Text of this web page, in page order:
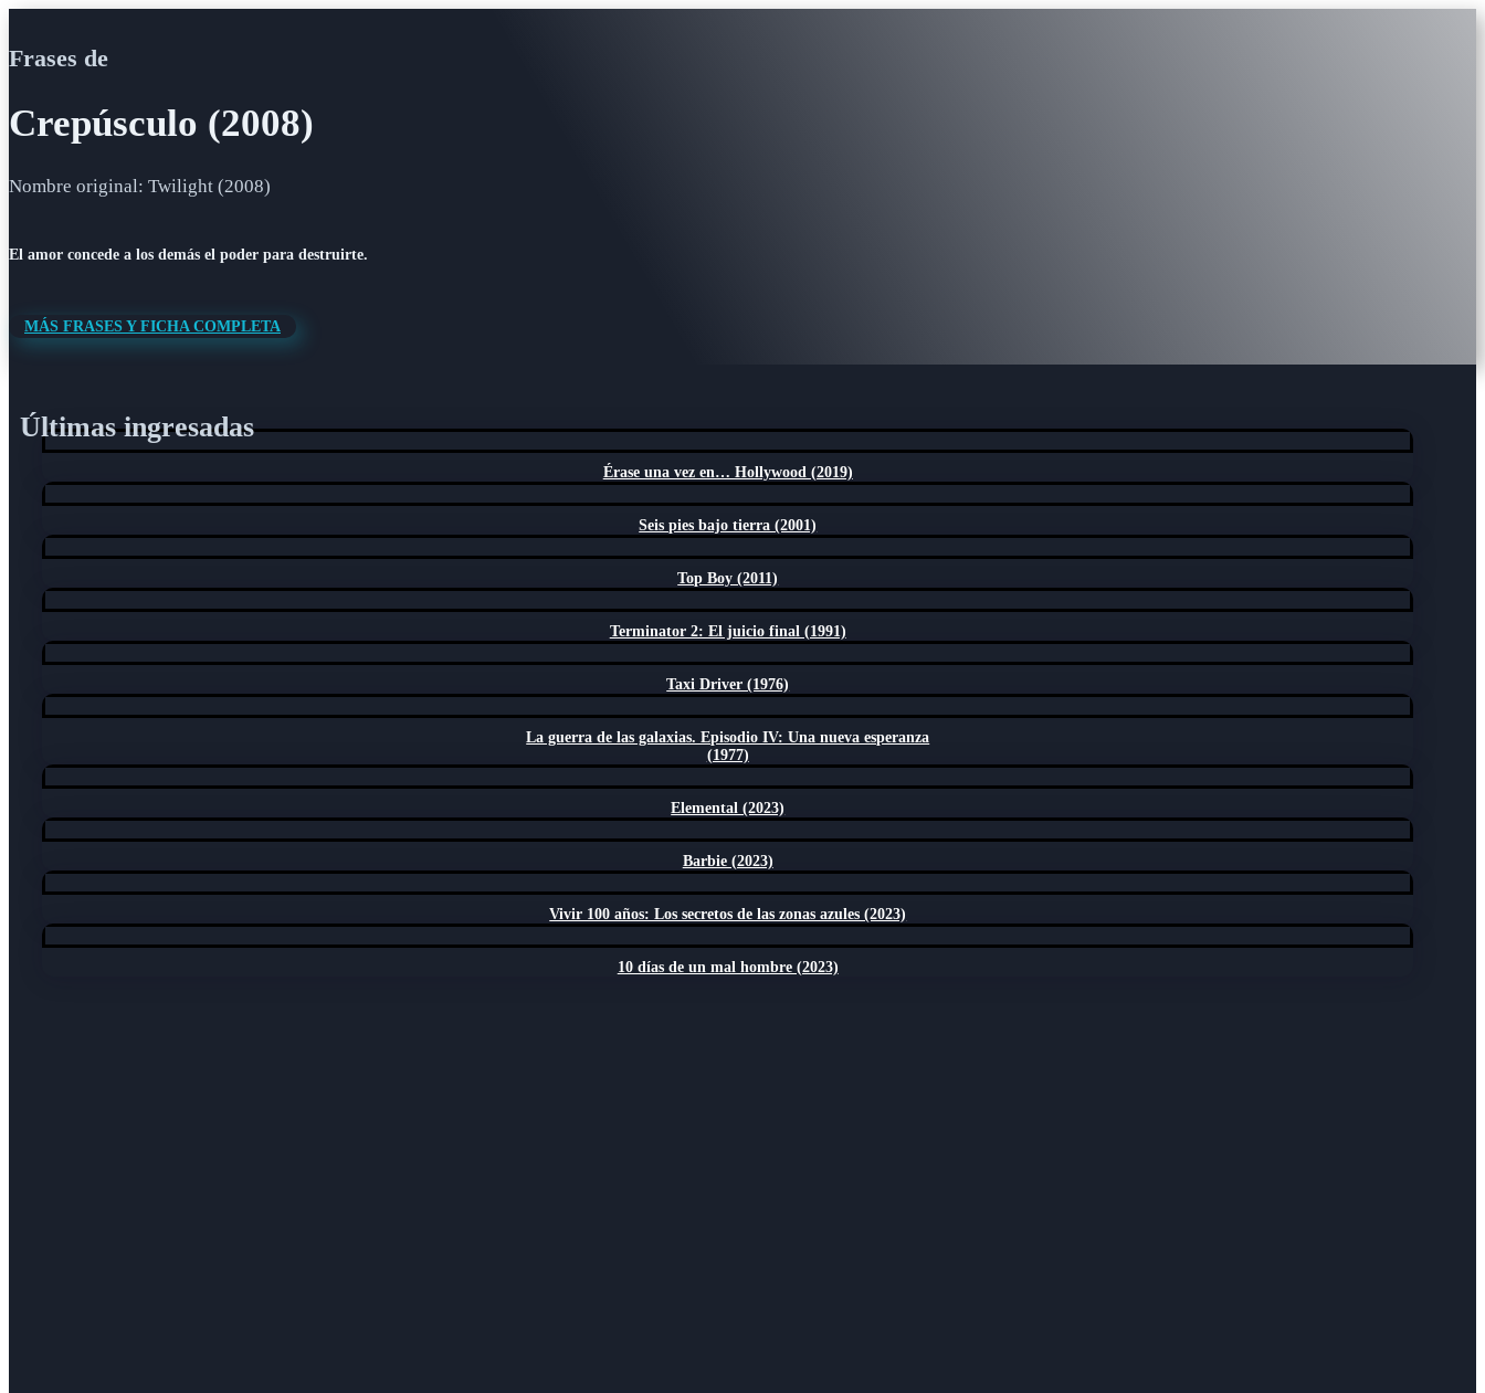
Frases de
Crepúsculo (2008)
Nombre original: Twilight (2008)
El amor concede a los demás el poder para destruirte.
MÁS FRASES Y FICHA COMPLETA
Últimas ingresadas
Érase una vez en… Hollywood (2019)
Seis pies bajo tierra (2001)
Top Boy (2011)
Terminator 2: El juicio final (1991)
Taxi Driver (1976)
La guerra de las galaxias. Episodio IV: Una nueva esperanza
(1977)
Elemental (2023)
Barbie (2023)
Vivir 100 años: Los secretos de las zonas azules (2023)
10 días de un mal hombre (2023)